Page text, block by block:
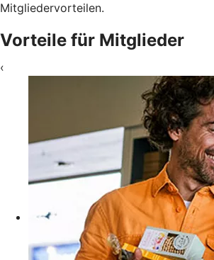
Mitgliedervorteilen.
Vorteile für Mitglieder
‹